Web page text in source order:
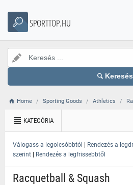
SPORTTOP.HU
Keresés
Home Sporting Goods Athletics
KATEGÓRIA
Válogass a legolcsóbbtól | Rendezés a
szerint | Rendezés a legfrissebbtől
Racquetball & Squash